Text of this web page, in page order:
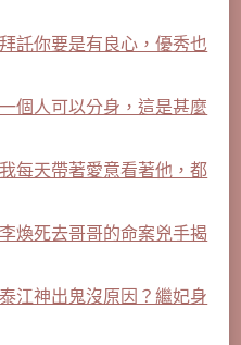
託你要是有良心，優秀也
個人可以分身，這是甚麼
每天帶著愛意看著他，都
煥死去哥哥的命案兇手揭
江神出鬼沒原因？繼妃身